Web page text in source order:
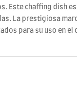
Este chaffing dish
La prestigiosa
para su uso en el